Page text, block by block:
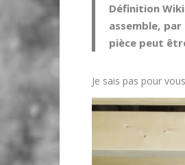
Définition
assemble,
pièce peut
Je sais pas pour